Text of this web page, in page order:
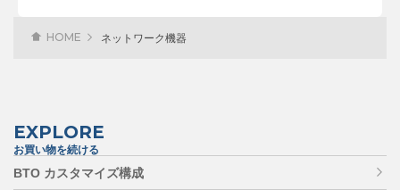
HOME ネットワーク機器
EXPLORE
お買い物を続ける
BTO カスタマイズ構成